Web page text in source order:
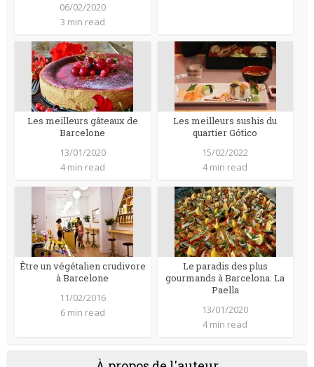
06/02/2020
3 min read
Les meilleurs gâteaux de
Barcelone
13/01/2020
4 min read
Les meilleurs sushis du
quartier Gótico
15/02/2022
4 min read
Être un végétalien crudivore
à Barcelone
11/02/2016
6 min read
Le paradis des plus
gourmands à Barcelona: La
Paella
13/01/2020
4 min read